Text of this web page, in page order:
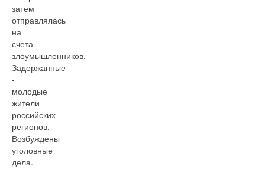
затем
отправлялась
на
счета
злоумышленников.
Задержанные
-
молодые
жители
российских
регионов.
Возбуждены
уголовные
дела.